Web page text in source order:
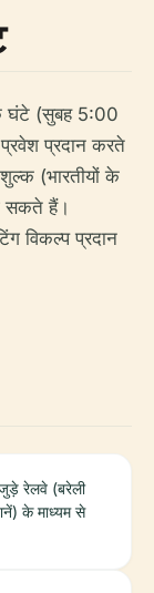
के घंटे (सुबह 5:00
प्रदान करते
(भारतीयों के
सकते हैं।
विकल्प प्रदान
जुड़े रेलवे (बरेली
के माध्यम से